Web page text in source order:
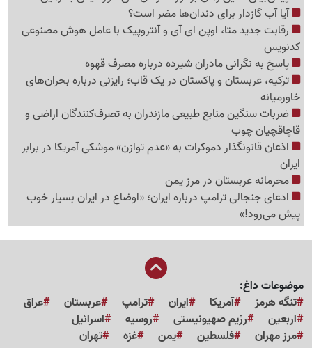
آیا آب گازدار برای دندان‌ها مضر است؟
رقابت جدید متا، اوپن ای آی و آنتروپیک با عامل هوش مصنوعی
کدنویس
پاسخ به نگرانی مادران شیرده درباره مصرف قهوه
ترکیه، عربستان و پاکستان در یک قاب؛ رایزنی درباره بحران‌های
خاورمیانه
ضربات سنگین منابع طبیعی مازندران به تصرف‌کنندگان اراضی و
قاچاقچیان چوب
اذعان قانونگذار دموکرات به «عدم توازن» موشکی آمریکا در برابر
ایران
محرمانه عربستان در مرز یمن
ادعای جنجالی ترامپ درباره ایران؛ «اوضاع در ایران بسیار خوب
پیش می‌رود!»
موضوعات داغ:
تنگه هرمز
آمریکا ایران ترامپ عربستان
عراق
اربعین
رژیم صهیونیستی روسیه
اسرائیل
مرز مهران
فلسطین یمن غزه تهران